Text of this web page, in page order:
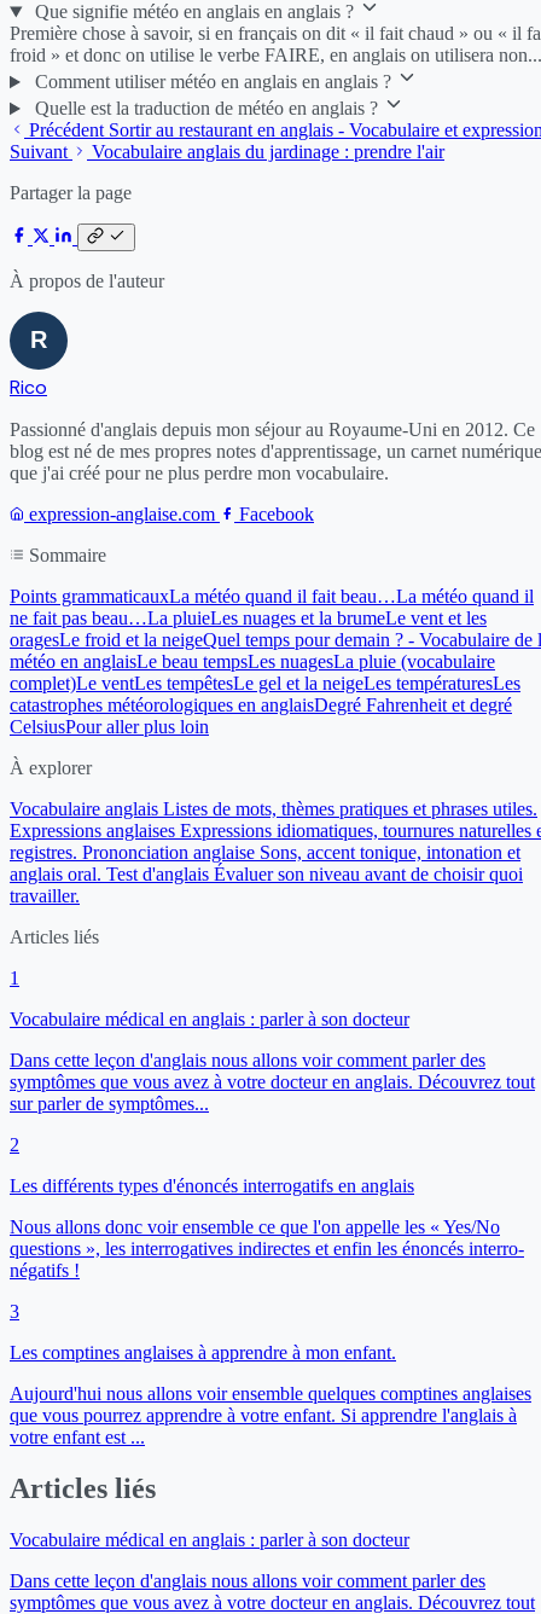
Que signifie météo en anglais en anglais ?
Première chose à savoir, si en français on dit « il fait chaud » ou « il
froid » et donc on utilise le verbe FAIRE, en anglais on utilisera non...
Comment utiliser météo en anglais en anglais ?
Quelle est la traduction de météo en anglais ?
Précédent Sortir au restaurant en anglais - Vocabulaire et
Suivant
Vocabulaire anglais du jardinage : prendre l'air
Partager la page
À propos de l'auteur
Rico
Passionné d'anglais depuis mon séjour au Royaume-Uni en 2012. Ce
blog est né de mes propres notes d'apprentissage, un carnet numérique
que j'ai créé pour ne plus perdre mon vocabulaire.
expression-anglaise.com
Facebook
Sommaire
Points grammaticauxLa météo quand il fait beau…La météo quand il
ne fait pas beau…La pluieLes nuages et la brumeLe vent et les
oragesLe froid et la neigeQuel temps pour demain ? - Vocabulaire de
météo en anglaisLe beau tempsLes nuagesLa pluie (vocabulaire
complet)Le ventLes tempêtesLe gel et la neigeLes températuresLes
catastrophes météorologiques en anglaisDegré Fahrenheit et degré
CelsiusPour aller plus loin
À explorer
Vocabulaire anglais Listes de mots, thèmes pratiques et phrases utiles.
Expressions anglaises Expressions idiomatiques, tournures naturelles
registres. Prononciation anglaise Sons, accent tonique, intonation et
anglais oral. Test d'anglais Évaluer son niveau avant de choisir quoi
travailler.
Articles liés
1
Vocabulaire médical en anglais : parler à son docteur
Dans cette leçon d'anglais nous allons voir comment parler des
symptômes que vous avez à votre docteur en anglais. Découvrez tout
sur parler de symptômes...
2
Les différents types d'énoncés interrogatifs en anglais
Nous allons donc voir ensemble ce que l'on appelle les « Yes/No
questions », les interrogatives indirectes et enfin les énoncés interro-
négatifs !
3
Les comptines anglaises à apprendre à mon enfant.
Aujourd'hui nous allons voir ensemble quelques comptines anglaises
que vous pourrez apprendre à votre enfant. Si apprendre l'anglais à
votre enfant est ...
Articles liés
Vocabulaire médical en anglais : parler à son docteur
Dans cette leçon d'anglais nous allons voir comment parler des
symptômes que vous avez à votre docteur en anglais. Découvrez tout